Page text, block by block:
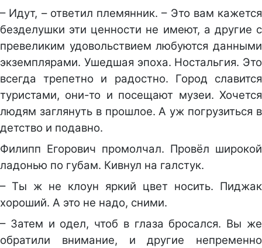
– Идут, – ответил племянник. – Это вам кажется
безделушки эти ценности не имеют, а другие с
превеликим удовольствием любуются данными
экземплярами. Ушедшая эпоха. Ностальгия. Это
всегда трепетно и радостно. Город славится
туристами, они-то и посещают музеи. Хочется
людям заглянуть в прошлое. А уж погрузиться в
детство и подавно.
Филипп Егорович промолчал. Провёл широкой
ладонью по губам. Кивнул на галстук.
– Ты ж не клоун яркий цвет носить. Пиджак
хороший. А это не надо, сними.
– Затем и одел, чтоб в глаза бросался. Вы же
обратили внимание, и другие непременно